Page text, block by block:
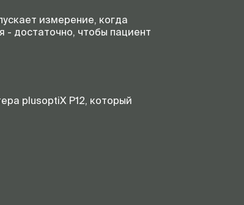
измерение, когда
- достаточно, чтобы пациент
plusoptiX P12, который